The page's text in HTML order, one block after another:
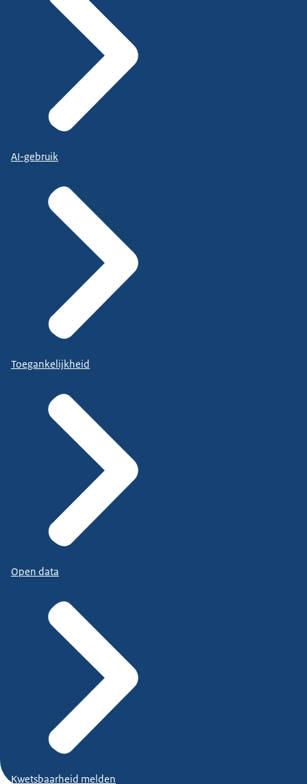
AI-gebruik
Toegankelijkheid
Open data
Kwetsbaarheid melden